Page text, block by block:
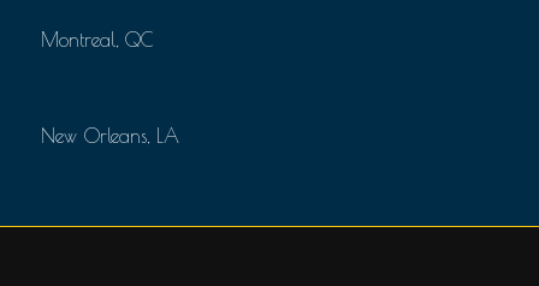
Montreal, QC
New Orleans, LA